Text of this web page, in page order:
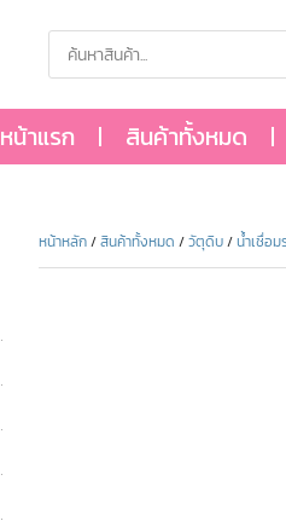
หน้าแรก สินค้าทั้งหมด
หน้าหลัก/สินค้าทั้งหมด /วัตุดิบ/น้ำเชื่อ